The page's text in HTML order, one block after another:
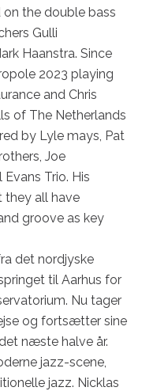
on the double bass
Gulli
Haanstra. Since
2023 playing
and Chris
of The Netherlands
by Lyle mays, Pat
Joe
Trio. His
they all have
groove as key
det nordjyske
til Aarhus for
Nu tager
og fortsætter sine
næste halve år.
jazz-scene,
jazz. Nicklas